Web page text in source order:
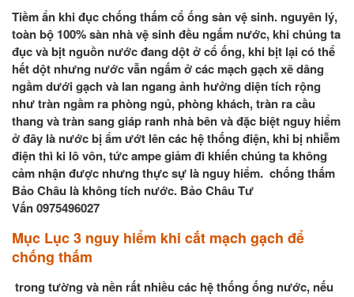
Tiềm ẩn khi đục chống thấm cổ ống sàn vệ sinh. nguyên lý,
toàn bộ 100% sàn nhà vệ sinh đều ngấm nước, khi chúng ta
đục và bịt nguồn nước đang dột ở cổ ống, khi bịt lại có thể
hết dột nhưng nước vẫn ngấm ở các mạch gạch xẽ dâng
ngầm dưới gạch và lan ngang ảnh hưởng diện tích rộng
như tràn ngầm ra phòng ngủ, phòng khách, tràn ra cầu
thang và tràn sang giáp ranh nhà bên và đặc biệt nguy hiểm
ở đây là nước bị ẩm ướt lên các hệ thống điện, khi bị nhiễm
điện thì ki lô vôn, tức ampe giảm đi khiến chúng ta không
cảm nhận được nhưng thực sự là nguy hiểm. chống thấm
Bảo Châu là không tích nước. Bảo Châu Tư
Vấn 0975496027
Mục Lục 3 nguy hiểm khi cắt mạch gạch để
chống thấm
trong tường và nền rất nhiều các hệ thống ống nước, nếu